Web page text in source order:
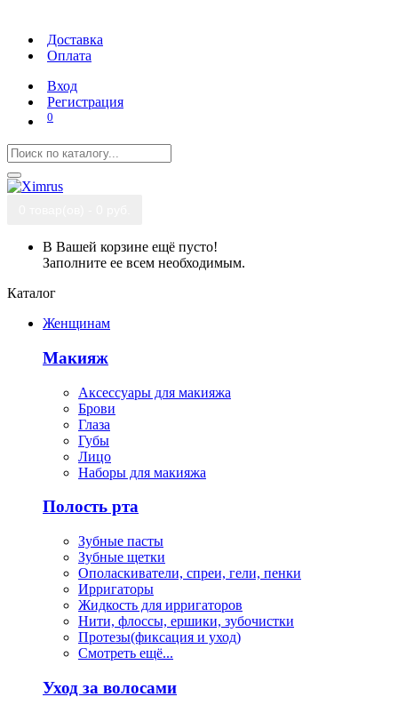
Доставка
Оплата
Вход
Регистрация
0
В Вашей корзине ещё пусто!
Заполните ее всем необходимым.
Каталог
Женщинам
Макияж
Аксессуары для макияжа
Брови
Глаза
Губы
Лицо
Наборы для макияжа
Полость рта
Зубные пасты
Зубные щетки
Ополаскиватели, спреи, гели, пенки
Ирригаторы
Жидкость для ирригаторов
Нити, флоссы, ершики, зубочистки
Протезы(фиксация и уход)
Смотреть ещё...
Уход за волосами